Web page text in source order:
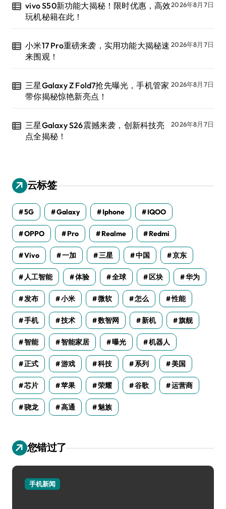
vivo S50新功能大揭秘！限时优惠，高效
玩机秘籍在此！
2026年8月7日
小米17 Pro重磅来袭，实用功能大揭秘速
来围观！
2026年8月7日
三星Galaxy Z Fold7抢先曝光，手机管家
带你揭秘惊艳新亮点！
2026年8月7日
三星Galaxy S26震撼来袭，创新科技亮
点全揭秘！
2026年8月7日
云标签
5G Galaxy Iphone IQOO
OPPO Pro Realme Redmi
Vivo 一加 三星 中国 京东
人工智能 体验 全球 区块 华为
发布 小米 微软 怎么 性能
手机 技术 数智网 新机 旗舰
智能 智能家居 曝光 机器人
正式 游戏 科技 系列 美国
芯片 苹果 荣耀 谷歌 运营商
骁龙 高通 魅族
您错过了
手机新闻